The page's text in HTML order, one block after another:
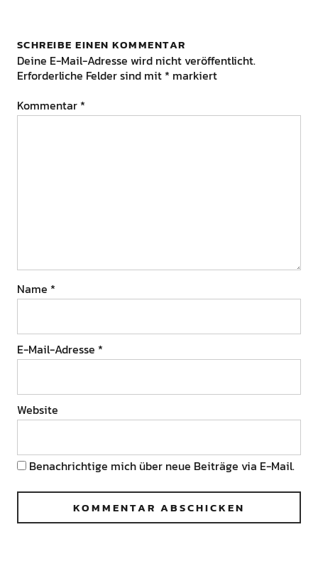
SCHREIBE EINEN KOMMENTAR
Deine E-Mail-Adresse wird nicht veröffentlicht.
Erforderliche Felder sind mit * markiert
Kommentar *
Name *
E-Mail-Adresse *
Website
Benachrichtige mich über neue Beiträge via E-Mail.